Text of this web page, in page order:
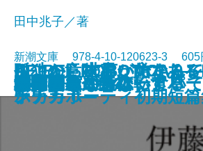
罪の轍
名人
闇の奥
六畳間ミステリーアパ
さよならの言い方なん
い。7
幽世の薬剤師2
殺人者
銀花の蔵
孤独の意味も、女であ
わいも
私のことならほっとい
田中兆子／著
新潮文庫 978-4-10-120623-3
道行きや
ポロック生命体
清く貧しく美しく
アガワ家の危ない食卓
自転しながら公転する
ここから世界が始まる
ン・カポーティ初期短
56日間
RE:BEL ROBOTICA―
チカ―
RE:BEL ROBOTICA
ボチカ 0―
女副署長 祭礼